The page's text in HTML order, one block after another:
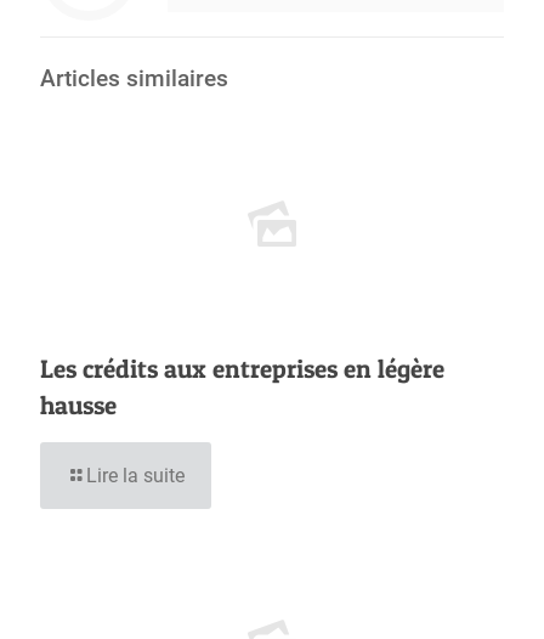
Articles similaires
Les crédits aux entreprises en légère
hausse
Lire la suite